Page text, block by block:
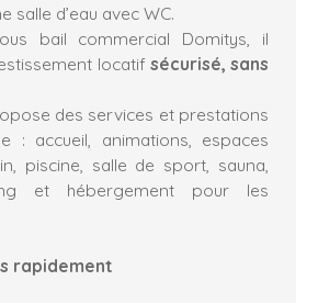
salle d’eau avec WC.
bail commercial Domitys, il
locatif sécurisé, sans
des services et prestations
: accueil, animations, espaces
piscine, salle de sport, sauna,
et hébergement pour les
rapidement